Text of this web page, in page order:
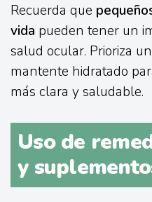
Recuerda que
vida pueden tener un
salud ocular. Prioriza
mantente hidratado
más clara y saludable.
Uso de
y